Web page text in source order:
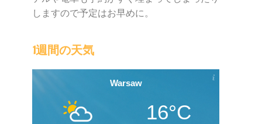
しますので予定はお早めに。
1週間の天気
Warsaw
16°C